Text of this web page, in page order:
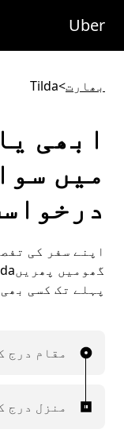
مواد
جائیں
Uber
بھارت>
Tilda
میں
اپنے سفر کی
پہلے تک کسی
مقام درج
منزل درج